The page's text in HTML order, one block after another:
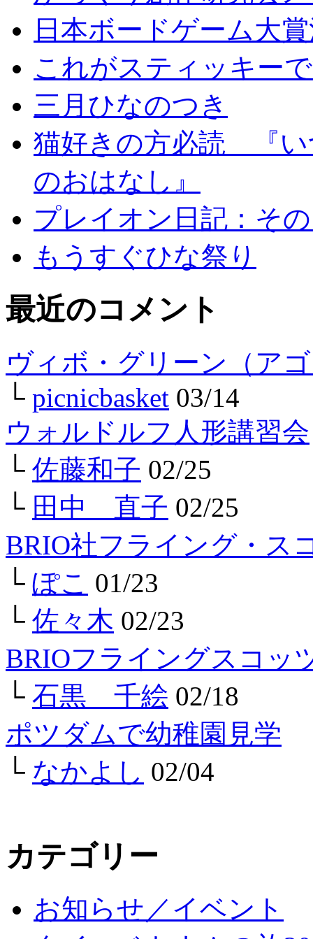
日本ボードゲーム大
これがスティッキー
三月ひなのつき
猫好きの方必読 『
のおはなし』
プレイオン日記：そ
もうすぐひな祭り
最近のコメント
ヴィボ・グリーン（ア
└ picnicbasket 03/14
ウォルドルフ人形講習会
└ 佐藤和子 02/25
└ 田中 直子 02/25
BRIO社フライング・ス
└ ぽこ 01/23
└ 佐々木 02/23
BRIOフライングスコッ
└ 石黒 千絵 02/18
ポツダムで幼稚園見学
└ なかよし 02/04
カテゴリー
お知らせ／イベント